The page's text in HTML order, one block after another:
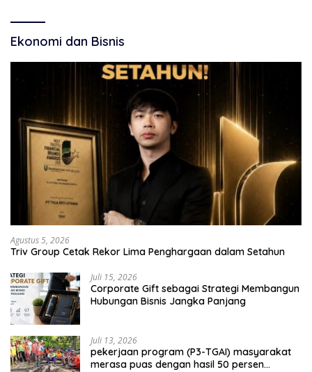
Ekonomi dan Bisnis
Agustus 5, 2026
Triv Group Cetak Rekor Lima Penghargaan dalam Setahun
Juli 15, 2026
Corporate Gift sebagai Strategi Membangun
Hubungan Bisnis Jangka Panjang
Juli 13, 2026
pekerjaan program (P3-TGAI) masyarakat
merasa puas dengan hasil 50 persen